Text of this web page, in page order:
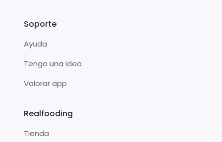
Soporte
Ayuda
Tengo una idea
Valorar app
Realfooding
Tienda